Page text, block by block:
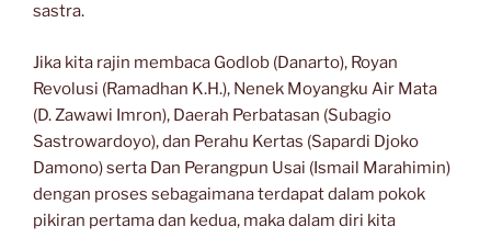
sastra.
Jika kita rajin membaca Godlob (Danarto), Royan
Revolusi (Ramadhan K.H.), Nenek Moyangku Air Mata
(D. Zawawi Imron), Daerah Perbatasan (Subagio
Sastrowardoyo), dan Perahu Kertas (Sapardi Djoko
Damono) serta Dan Perangpun Usai (Ismail Marahimin)
dengan proses sebagaimana terdapat dalam pokok
pikiran pertama dan kedua, maka dalam diri kita